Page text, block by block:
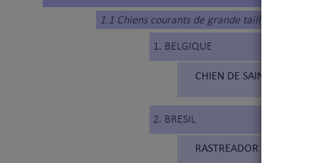
1.1 Chiens courants de grande taille
1. BELGIQUE
CHIEN DE SAINT HUBERT
2. BRESIL
RASTREADOR